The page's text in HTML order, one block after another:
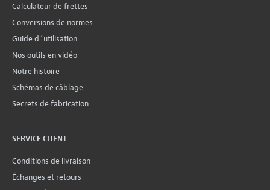
Calculateur de frettes
Conversions de normes
Guide d´utilisation
Nos outils en vidéo
Notre histoire
Schémas de câblage
Secrets de fabrication
SERVICE CLIENT
Conditions de livraison
Échanges et retours